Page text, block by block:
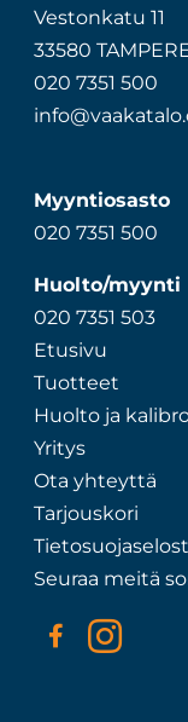
Vestonkatu 11
33580
020 7351 500
Myyntiosasto
020 7351 500
Huolto/myynti
020 7351 503
Etusivu
Tuotteet
Huolto ja
Yritys
Ota yhteyttä
Tarjouskori
Seuraa meitä